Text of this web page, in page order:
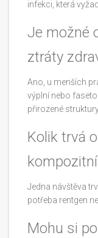
infekci, která
Je možné
ztráty
Ano, u menších
výplní nebo
přirozené
Kolik trvá
Jedna návštěva
potřeba rentgen
Mohu si